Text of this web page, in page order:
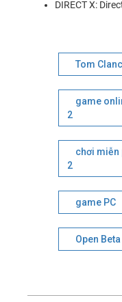
DIRECT X:
Tom
game
2
chơi miễn
2
game PC
Open Beta